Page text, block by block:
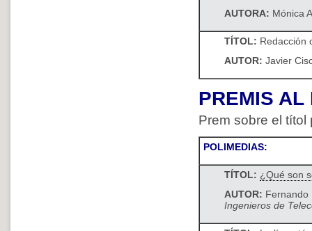
AUTORA: Mónica
TÍTOL: Redacción
AUTOR: Javier
PREMIS AL
Prem sobre el
POLIMEDIAS:
TÍTOL: ¿Qué son
AUTOR: Fernando
Ingenieros de